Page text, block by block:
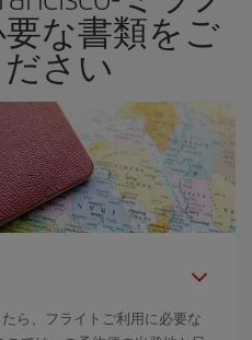
な書類をご
さい
ら、フライトご利用に必要な